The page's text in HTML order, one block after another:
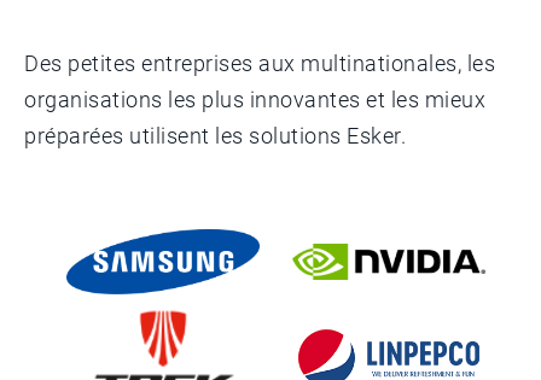
Des petites entreprises aux multinationales, les
organisations les plus innovantes et les mieux
préparées utilisent les solutions Esker.